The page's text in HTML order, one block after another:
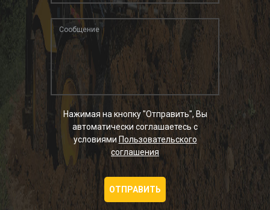
Нажимая на кнопку "Отправить", Вы
автоматически соглашаетесь с
условиями Пользовательского
соглашения
ОТПРАВИТЬ